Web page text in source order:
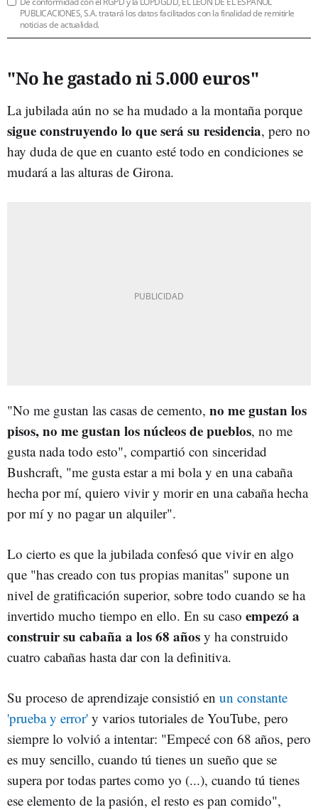
PUBLICACIONES, S.A. tratará los datos facilitados con la finalidad de remitirle
noticias de actualidad.
"No he gastado ni 5.000 euros"
La jubilada aún no se ha mudado a la montaña porque
sigue construyendo lo que será su residencia, pero no
hay duda de que en cuanto esté todo en condiciones se
mudará a las alturas de Girona.
"No me gustan las casas de cemento, no me gustan los
pisos, no me gustan los núcleos de pueblos, no me
gusta nada todo esto", compartió con sinceridad
Bushcraft, "me gusta estar a mi bola y en una cabaña
hecha por mí, quiero vivir y morir en una cabaña hecha
por mí y no pagar un alquiler".
Lo cierto es que la jubilada confesó que vivir en algo
que "has creado con tus propias manitas" supone un
nivel de gratificación superior, sobre todo cuando se ha
invertido mucho tiempo en ello. En su caso empezó a
construir su cabaña a los 68 años y ha construido
cuatro cabañas hasta dar con la definitiva.
Su proceso de aprendizaje consistió en un constante
'prueba y error' y varios tutoriales de YouTube, pero
siempre lo volvió a intentar: "Empecé con 68 años, pero
es muy sencillo, cuando tú tienes un sueño que se
supera por todas partes como yo (...), cuando tú tienes
ese elemento de la pasión, el resto es pan comido",